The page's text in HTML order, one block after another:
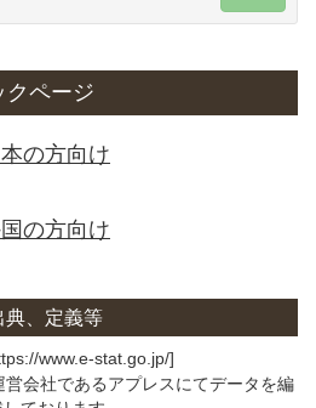
クページ
の方向け
の方向け
典、定義等
www.e-stat.go.jp/]
会社であるアプレスにてデータを編